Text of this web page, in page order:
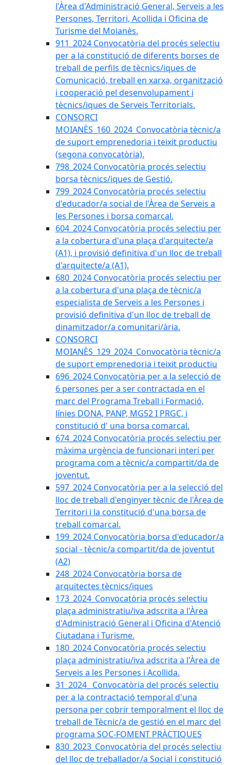
l'Àrea d'Administració General, Serveis a les
Persones, Territori, Acollida i Oficina de
Turisme del Moianès.
911_2024 Convocatòria del procés selectiu
per a la constitució de diferents borses de
treball de perfils de tècnics/iques de
Comunicació, treball en xarxa, organització
i cooperació pel desenvolupament i
tècnics/iques de Serveis Territorials.
CONSORCI
MOIANÈS_160_2024_Convocatòria tècnic/a
de suport emprenedoria i teixit productiu
(segona convocatòria).
798_2024 Convocatòria procés selectiu
borsa tècnics/iques de Gestió.
799_2024 Convocatòria procés selectiu
d'educador/a social de l'Àrea de Serveis a
les Persones i borsa comarcal.
604_2024 Convocatòria procés selectiu per
a la cobertura d'una plaça d'arquitecte/a
(A1), i provisió definitiva d'un lloc de treball
d'arquitecte/a (A1).
680_2024 Convocatòria procés selectiu per
a la cobertura d'una plaça de tècnic/a
especialista de Serveis a les Persones i
provisió definitiva d'un lloc de treball de
dinamitzador/a comunitari/ària.
CONSORCI
MOIANÈS_129_2024_Convocatòria tècnic/a
de suport emprenedoria i teixit productiu
696_2024 Convocatòria per a la selecció de
6 persones per a ser contractada en el
marc del Programa Treball i Formació,
línies DONA, PANP, MG52 I PRGC, i
constitució d' una borsa comarcal.
674_2024 Convocatòria procés selectiu per
màxima urgència de funcionari interí per
programa com a tècnic/a compartit/da de
joventut.
597_2024 Convocatòria per a la selecció del
lloc de treball d'enginyer tècnic de l'Àrea de
Territori i la constitució d'una borsa de
treball comarcal.
199_2024 Convocatòria borsa d'educador/a
social - tècnic/a compartit/da de joventut
(A2)
248_2024 Convocatòria borsa de
arquitectes tècnics/iques
173_2024_Convocatòria procés selectiu
plaça administratiu/iva adscrita a l'Àrea
d'Administració General i Oficina d'Atenció
Ciutadana i Turisme.
180_2024 Convocatòria procés selectiu
plaça administratiu/iva adscrita a l'Àrea de
Serveis a les Persones i Acollida.
31_2024_ Convocatòria del procés selectiu
per a la contractació temporal d'una
persona per cobrir temporalment el lloc de
treball de Tècnic/a de gestió en el marc del
programa SOC-FOMENT PRÀCTIQUES
830_2023_Convocatòria del procés selectiu
del lloc de treballador/a Social i constitució